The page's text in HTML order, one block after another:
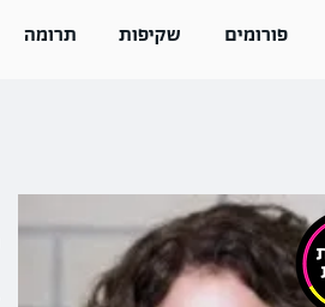
פורומים שקיפות תרומה